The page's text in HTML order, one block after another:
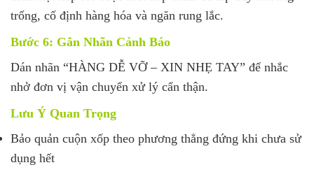
trống, cố định hàng hóa và ngăn rung lắc.
Bước 6: Gắn Nhãn Cảnh Báo
Dán nhãn “HÀNG DỄ VỠ – XIN NHẸ TAY” để nhắc
nhở đơn vị vận chuyển xử lý cẩn thận.
Lưu Ý Quan Trọng
Bảo quản cuộn xốp theo phương thẳng đứng khi chưa sử
dụng hết